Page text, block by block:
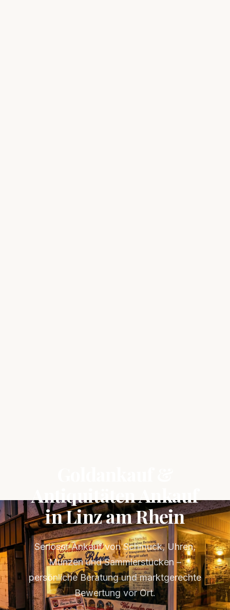
Antiquitäten Ankauf
in Linz am Rhein
Seriöser Ankauf von Schmuck, Uhren,
Münzen und Sammlerstücken –
persönliche Beratung und marktgerechte
Bewertung vor Ort.